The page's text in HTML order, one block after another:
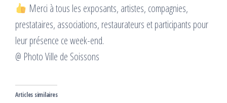
Merci à tous les exposants, artistes, compagnies,
prestataires, associations, restaurateurs et participants pour
leur présence ce week-end.
@ Photo Ville de Soissons
Articles similaires